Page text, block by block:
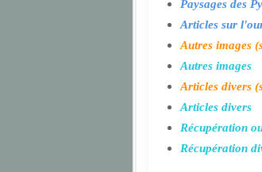
Paysages des
Articles sur
Autres images
Autres images
Articles divers
Articles divers
Récupération
Récupération